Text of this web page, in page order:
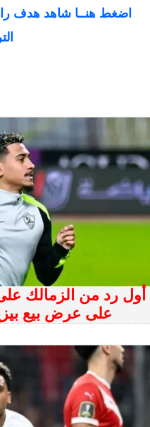
اضغط هنــا شاهد هدف
أول رد من الزمالك
على عرض بيع